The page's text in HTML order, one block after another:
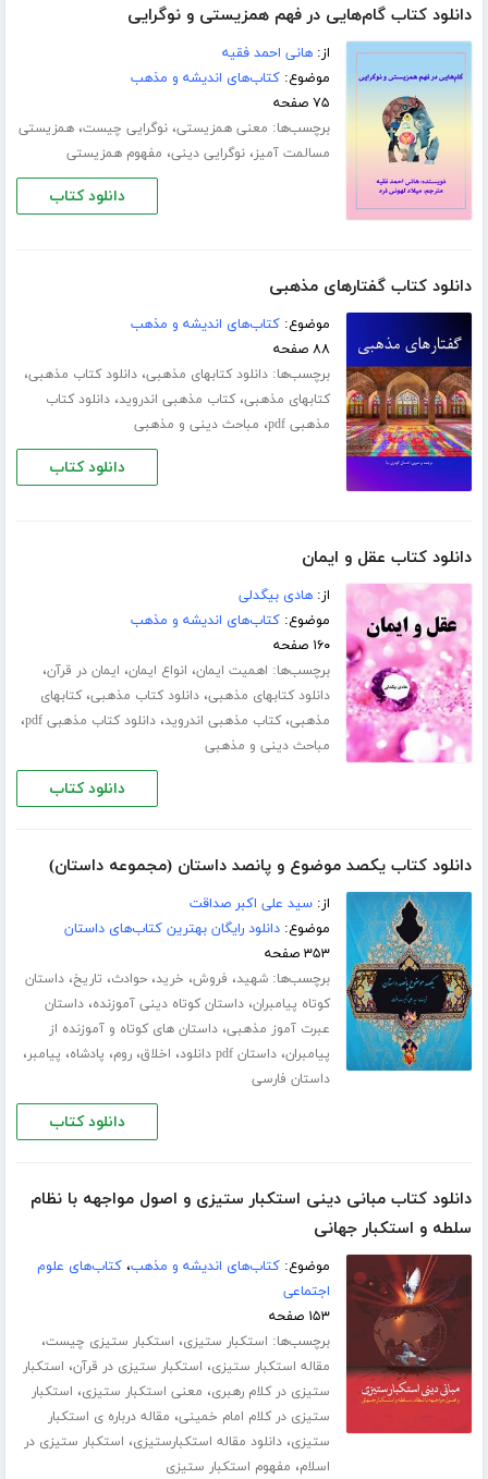
دانلود کتاب گام‌هایی در فهم همزیستی و نوگرایی
از:هانی احمد فقیه
موضوع:کتاب‌های اندیشه و مذهب
۷۵ صفحه
برچسب‌ها: معنی همزیستی،نوگرایی چیست،همزیستی
مسالمت آمیز،نوگرایی دینی، مفهوم همزیستی
دانلود کتاب
دانلود کتاب گفتارهای مذهبی
موضوع:کتاب‌های اندیشه و مذهب
۸۸ صفحه
برچسب‌ها:دانلود کتابهای مذهبی،دانلود کتاب مذهبی،
کتابهای مذهبی،کتاب مذهبی اندروید،دانلود کتاب
مذهبی pdf
، مباحث دینی و مذهبی
دانلود کتاب
دانلود کتاب عقل و ایمان
از:هادی بیگدلی
موضوع:کتاب‌های اندیشه و مذهب
۱۶۰ صفحه
برچسب‌ها: اهمیت ایمان، انواع ایمان، ایمان در قرآن،
دانلود کتابهای مذهبی،دانلود کتاب مذهبی،کتابهای
مذهبی،کتاب مذهبی اندروید،دانلود کتاب مذهبی pdf ،
مباحث دینی و مذهبی
دانلود کتاب
دانلود کتاب یکصد موضوع و پانصد داستان (مجموعه داستان)
از:سید علی اکبر صداقت
موضوع:دانلود رایگان بهترین کتاب‌های داستان
۳۵۳ صفحه
برچسب‌ها:شهید، فروش، خرید،حوادث، تاریخ،داستان
کوتاه پیامبران،داستان کوتاه دینی آموزنده،داستان
عبرت آموز مذهبی،داستان های کوتاه و آموزنده از
پیامبران،داستان pdf دانلود ، اخلاق،روم، پادشاه، پیامبر،
داستان فارسی
دانلود کتاب
دانلود کتاب مبانی دینی استکبار ستیزی و اصول مواجهه با نظام
سلطه و استکبار جهانی
موضوع:کتاب‌های اندیشه و مذهب،کتاب‌های علوم
اجتماعی
۱۵۳ صفحه
برچسب‌ها: استکبار ستیزی، استکبار ستیزی چیست،
مقاله استکبار ستیزی، استکبار ستیزی در قرآن، استکبار
ستیزی در کلام رهبری، معنی استکبار ستیزی، استکبار
ستیزی در کلام امام خمینی، مقاله درباره ی استکبار
ستیزی،دانلود مقاله استکبارستیزی، استکبار ستیزی در
اسلام، مفهوم استکبار ستیزی